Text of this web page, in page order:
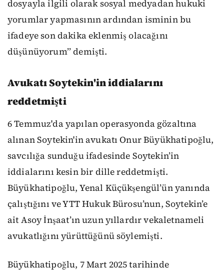
dosyayla ilgili olarak sosyal medyadan hukuki
yorumlar yapmasının ardından isminin bu
ifadeye son dakika eklenmiş olacağını
düşünüyorum’’ demişti.
Avukatı Soytekin'in iddialarını
reddetmişti
6 Temmuz'da yapılan operasyonda gözaltına
alınan Soytekin'in avukatı Onur Büyükhatipoğlu,
savcılığa sunduğu ifadesinde Soytekin’in
iddialarını kesin bir dille reddetmişti.
Büyükhatipoğlu, Yenal Küçükşengül’ün yanında
çalıştığını ve YTT Hukuk Bürosu’nun, Soytekin’e
ait Asoy İnşaat’ın uzun yıllardır vekaletnameli
avukatlığını yürüttüğünü söylemişti.
Büyükhatipoğlu, 7 Mart 2025 tarihinde